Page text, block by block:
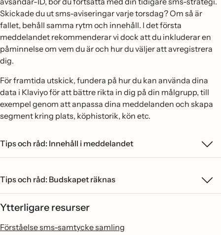
Skickade du ut sms-aviseringar varje torsdag? Om så är
fallet, behåll samma rytm och innehåll. I det första
meddelandet rekommenderar vi dock att du inkluderar en
påminnelse om vem du är och hur du väljer att avregistrera
dig.
För framtida utskick, fundera på hur du kan använda dina
data i Klaviyo för att bättre rikta in dig på din målgrupp, till
exempel genom att anpassa dina meddelanden och skapa
segment kring plats, köphistorik, kön etc.
Tips och råd: Innehåll i meddelandet
Tips och råd: Budskapet räknas
Ytterligare resurser
Förståelse sms-samtycke samling